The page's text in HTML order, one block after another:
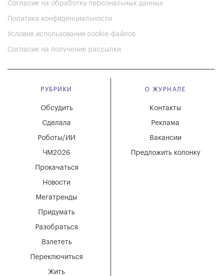
Согласие на обработку персональных данных
Политика конфиденциальности
Условия использования cookie-файлов
Согласие на получение рассылки
РУБРИКИ
Мегатренды
Придумать
Разобраться
Взлететь
Новости
Переключиться
Жить
Обсудить
Сделала
Роботы/ИИ
ЧМ2026
Прокачаться
О ЖУРНАЛЕ
Вакансии
Реклама
Контакты
Предложить колонку